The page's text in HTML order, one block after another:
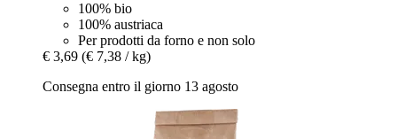
100% bio
100% austriaca
Per prodotti da forno e non solo
€ 3,69 (€ 7,38 / kg)
Consegna entro il giorno 13 agosto